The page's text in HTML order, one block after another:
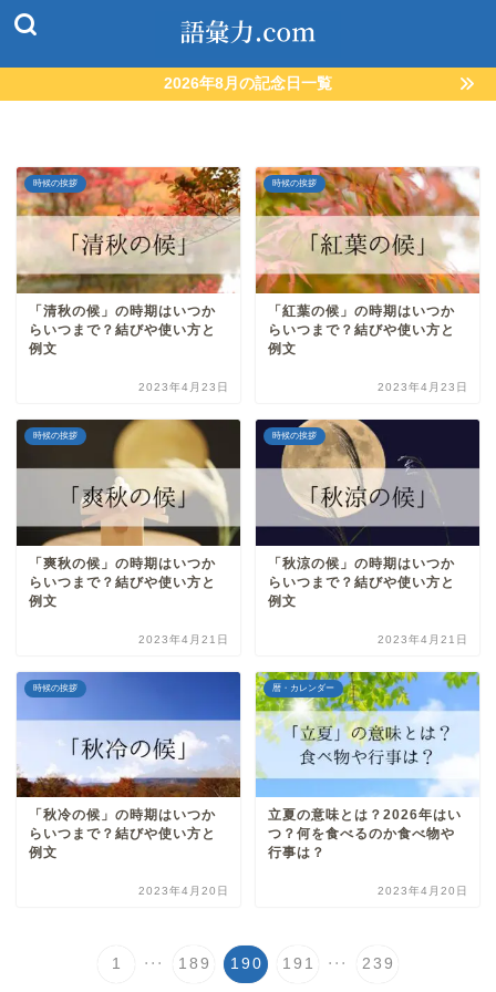
2026年8月の記念日一覧
時候の挨拶
「清秋の候」の時期はいつか
らいつまで？結びや使い方と
例文
2023年4月23日
時候の挨拶
「紅葉の候」の時期はいつか
らいつまで？結びや使い方と
例文
2023年4月23日
時候の挨拶
「爽秋の候」の時期はいつか
らいつまで？結びや使い方と
例文
2023年4月21日
時候の挨拶
「秋涼の候」の時期はいつか
らいつまで？結びや使い方と
例文
2023年4月21日
時候の挨拶
「秋冷の候」の時期はいつか
らいつまで？結びや使い方と
例文
2023年4月20日
暦・カレンダー
立夏の意味とは？2026年はい
つ？何を食べるのか食べ物や
行事は？
2023年4月20日
1 ... 189 190 191 ... 239